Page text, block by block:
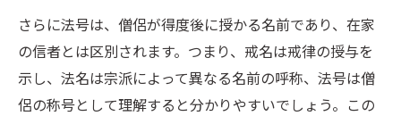
帰敬式や生前法名授与のタイミング解説
家族で考える終活と法名の基礎知識まとめ
終活における法名選びの重要ポイント
さらに法号は、僧侶が得度後に授かる名前であり、在家
の信者とは区別されます。つまり、戒名は戒律の授与を
示し、法名は宗派によって異なる名前の呼称、法号は僧
侶の称号として理解すると分かりやすいでしょう。この